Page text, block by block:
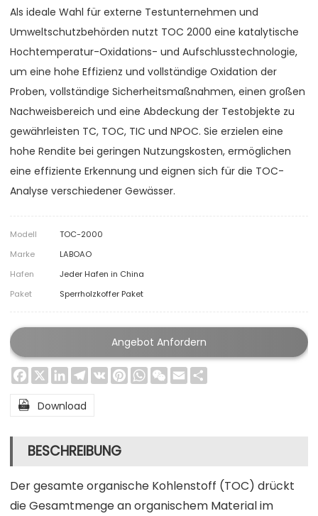
Als ideale Wahl für externe Testunternehmen und
Umweltschutzbehörden nutzt TOC 2000 eine katalytische
Hochtemperatur-Oxidations- und Aufschlusstechnologie,
um eine hohe Effizienz und vollständige Oxidation der
Proben, vollständige Sicherheitsmaßnahmen, einen großen
Nachweisbereich und eine Abdeckung der Testobjekte zu
gewährleisten TC, TOC, TIC und NPOC. Sie erzielen eine
hohe Rendite bei geringen Nutzungskosten, ermöglichen
eine effiziente Erkennung und eignen sich für die TOC-
Analyse verschiedener Gewässer.
Modell
TOC-2000
Marke
LABOAO
Hafen
Jeder Hafen in China
Paket
Sperrholzkoffer Paket
Angebot Anfordern
Facebook
X LinkedInTelegram
VK PinterestWhatsApp
WeChat
Email
 Download
BESCHREIBUNG
Der gesamte organische Kohlenstoff (TOC) drückt
die Gesamtmenge an organischem Material im